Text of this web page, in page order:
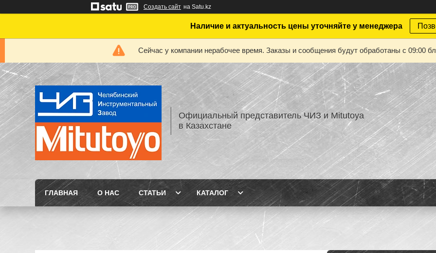
Создать сайт на Satu.kz
Наличие и актуальность цены уточняйте у менеджера
Сейчас у компании нерабочее время. Заказы и сообщения будут обработаны с 09:00
Официальный представитель ЧИЗ и Mitutoya
в Казахстане
ГЛАВНАЯ О НАС СТАТЬИ КАТАЛОГ